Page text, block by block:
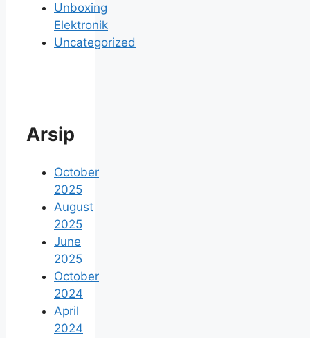
Unboxing
Elektronik
Uncategorized
Arsip
October
2025
August
2025
June
2025
October
2024
April
2024